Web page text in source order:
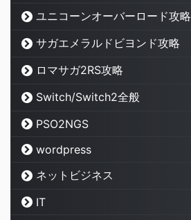
ユニコーンオーバーロード攻略
サガエメラルドビヨンド攻略
ロマサガ2RS攻略
Switch/Switch2全般
PSO2NGS
wordpress
ネットビジネス
IT